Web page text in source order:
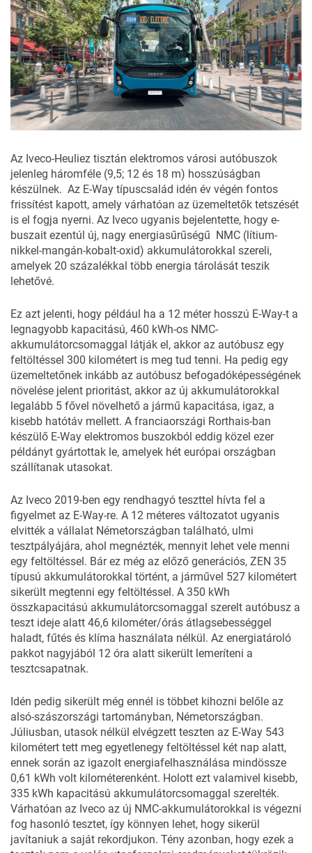
Az Iveco-Heuliez tisztán elektromos városi autóbuszok
jelenleg háromféle (9,5; 12 és 18 m) hosszúságban
készülnek. Az E-Way típuscsalád idén év végén fontos
frissítést kapott, amely várhatóan az üzemeltetők tetszését
is el fogja nyerni. Az Iveco ugyanis bejelentette, hogy e-
buszait ezentúl új, nagy energiasűrűségű NMC (lítium-
nikkel-mangán-kobalt-oxid) akkumulátorokkal szereli,
amelyek 20 százalékkal több energia tárolását teszik
lehetővé.
Ez azt jelenti, hogy például ha a 12 méter hosszú E-Way-t a
legnagyobb kapacitású, 460 kWh-os NMC-
akkumulátorcsomaggal látják el, akkor az autóbusz egy
feltöltéssel 300 kilométert is meg tud tenni. Ha pedig egy
üzemeltetőnek inkább az autóbusz befogadóképességének
növelése jelent prioritást, akkor az új akkumulátorokkal
legalább 5 fővel növelhető a jármű kapacitása, igaz, a
kisebb hatótáv mellett. A franciaországi Rorthais-ban
készülő E-Way elektromos buszokból eddig közel ezer
példányt gyártottak le, amelyek hét európai országban
szállítanak utasokat.
Az Iveco 2019-ben egy rendhagyó teszttel hívta fel a
figyelmet az E-Way-re. A 12 méteres változatot ugyanis
elvitték a vállalat Németországban található, ulmi
tesztpályájára, ahol megnézték, mennyit lehet vele menni
egy feltöltéssel. Bár ez még az előző generációs, ZEN 35
típusú akkumulátorokkal történt, a járművel 527 kilométert
sikerült megtenni egy feltöltéssel. A 350 kWh
összkapacitású akkumulátorcsomaggal szerelt autóbusz a
teszt ideje alatt 46,6 kilométer/órás átlagsebességgel
haladt, fűtés és klíma használata nélkül. Az energiatároló
pakkot nagyjából 12 óra alatt sikerült lemeríteni a
tesztcsapatnak.
Idén pedig sikerült még ennél is többet kihozni belőle az
alsó-szászországi tartományban, Németországban.
Júliusban, utasok nélkül elvégzett teszten az E-Way 543
kilométert tett meg egyetlenegy feltöltéssel két nap alatt,
ennek során az igazolt energiafelhasználása mindössze
0,61 kWh volt kilométerenként. Holott ezt valamivel kisebb,
335 kWh kapacitású akkumulátorcsomaggal szerelték.
Várhatóan az Iveco az új NMC-akkumulátorokkal is végezni
fog hasonló tesztet, így könnyen lehet, hogy sikerül
javítaniuk a saját rekordjukon. Tény azonban, hogy ezek a